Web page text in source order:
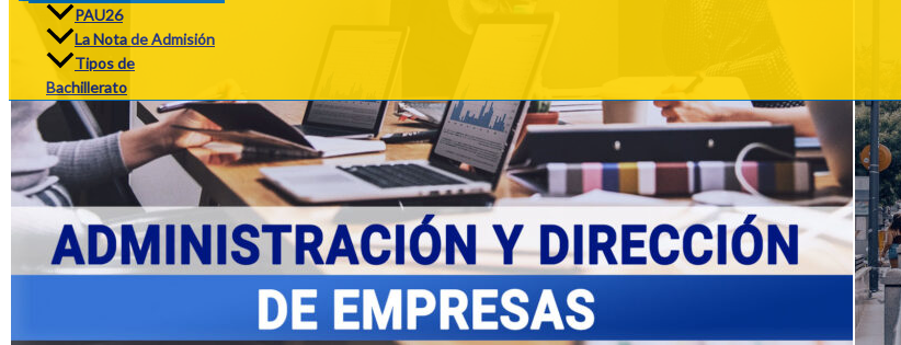
PAU26
La Nota de Admisión
Tipos de
Bachillerato